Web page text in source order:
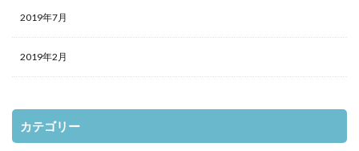
2019年7月
2019年2月
カテゴリー